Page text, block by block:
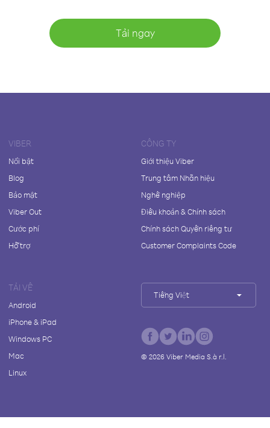
Tải ngay
VIBER
Nổi bật
Blog
Bảo mật
Viber Out
Cước phí
Hỗ trợ
CÔNG TY
Giới thiệu Viber
Trung tâm Nhãn hiệu
Nghề nghiệp
Điều khoản & Chính sách
Chính sách Quyền riêng tư
Customer Complaints Code
TẢI VỀ
Android
iPhone & iPad
Windows PC
Mac
Linux
Tiếng Việt
© 2026Viber Media S.à r.l.